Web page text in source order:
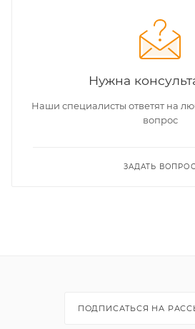
Нужна
Наши специалисты ответят на
вопрос
ЗАДАТЬ ВОПРОС
ПОДПИСАТЬСЯ НА